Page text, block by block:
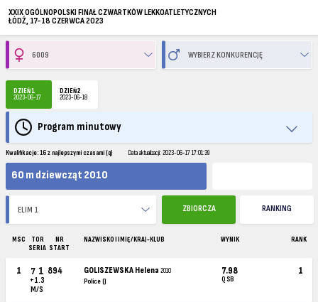
XXIX OGÓLNOPOLSKI FINAŁ CZWARTKÓW LEKKOATLETYCZNYCH
ŁÓDŹ, 17-18 CZERWCA 2023
DZIEŃ 1
2023-06-17
DZIEŃ 2
2023-06-18
Program minutowy
Kwalifikacje: 16 z najlepszymi czasami (q) Data aktualizacji: 2023-06-17 17:01:39
60 m dziewcząt 2010
ZBIORCZA RANKING
MSC
TOR
SERIA
NR
START
NAZWISKO I IMIĘ / KRAJ-KLUB WYNIK RANK
1 7 1
+1.3
M/S
894 GOLISZEWSKA Helena2010
Police ()
7.98
Q SB
1